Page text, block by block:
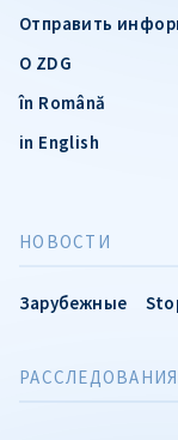
Отправить
О ZDG
în Română
in English
НОВОСТИ
Зарубежные
РАССЛЕДОВАНИЯ